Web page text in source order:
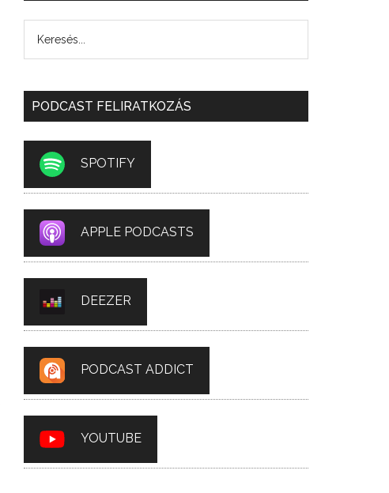
PODCAST FELIRATKOZÁS
SPOTIFY
APPLE PODCASTS
DEEZER
PODCAST ADDICT
YOUTUBE